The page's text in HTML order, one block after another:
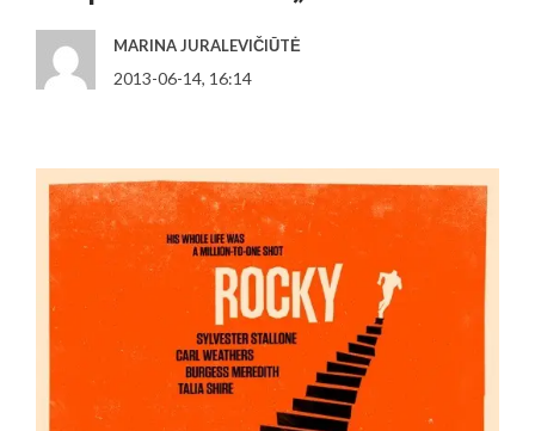
MARINA JURALEVIČIŪTĖ
2013-06-14, 16:14